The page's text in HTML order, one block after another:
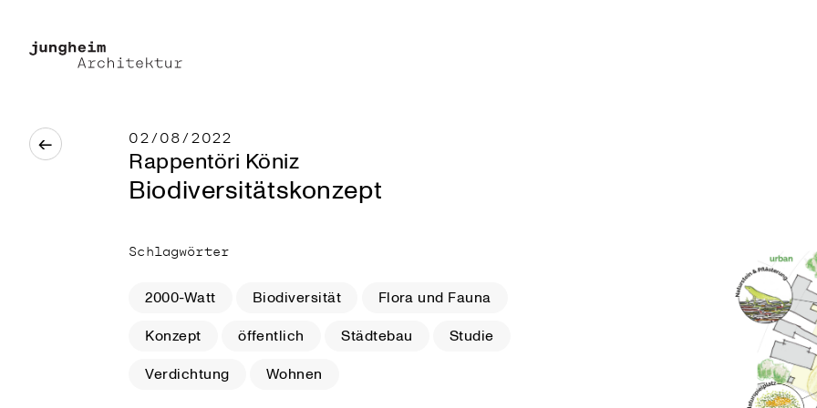
← 02/08/2022
Rappentöri Köniz
Biodiversitätskonzept
Schlagwörter
2000-Watt Biodiversität
Flora und Fauna
Konzept
öffentlich Städtebau
Studie
Verdichtung
Wohnen